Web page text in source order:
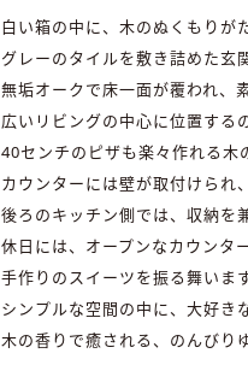
白い箱の中に、木のぬくもりが
グレーのタイルを敷き詰めた玄
無垢オークで床一面が覆われ、
広いリビングの中心に位置する
40センチのピザも楽々作れる木
カウンターには壁が取付けられ
後ろのキッチン側では、収納を
休日には、オープンなカウンタ
手作りのスイーツを振る舞います
シンプルな空間の中に、大好き
木の香りで癒される、のんびり